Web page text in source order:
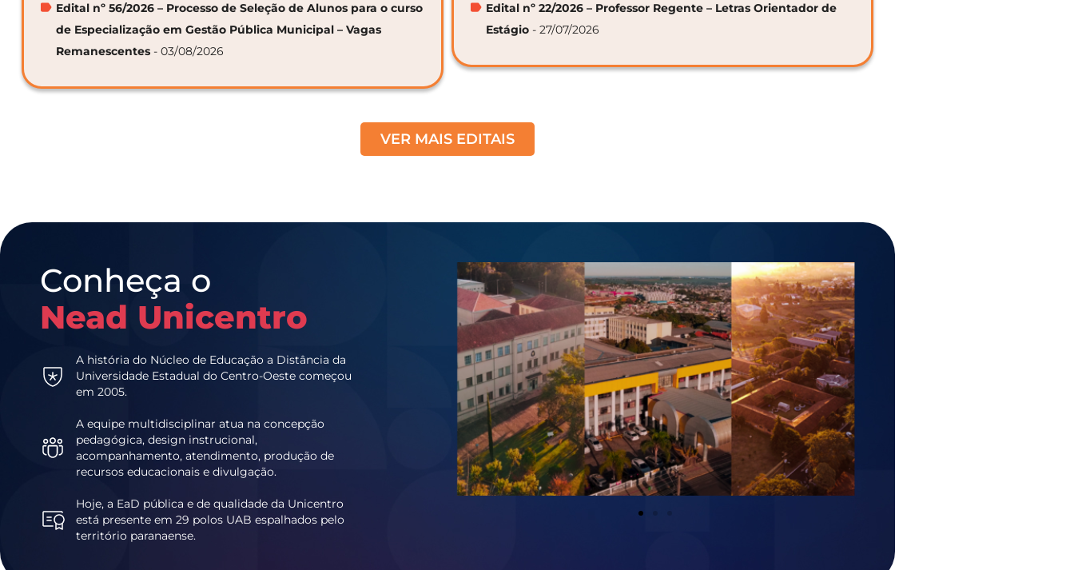
Edital nº 56/2026 – Processo de Seleção de Alunos para o curso
de Especialização em Gestão Pública Municipal – Vagas
Remanescentes - 03/08/2026
Edital nº 22/2026 – Professor Regente – Letras Orientador de
Estágio - 27/07/2026
VER MAIS EDITAIS
Conheça o
Nead Unicentro
A história do Núcleo de Educação a Distância da
Universidade Estadual do Centro-Oeste começou
em 2005.
A equipe multidisciplinar atua na concepção
pedagógica, design instrucional,
acompanhamento, atendimento, produção de
recursos educacionais e divulgação.
Hoje, a EaD pública e de qualidade da Unicentro
está presente em 29 polos UAB espalhados pelo
território paranaense.